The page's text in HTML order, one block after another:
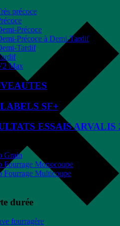
précoce
Précoce
Précoce à Demi-Tardif
Tardif
Max
SF+
ESSAIS ARVALIS
Grain
Fourrage Monocoupe
Fourrage Multicoupe
durée
fourragère